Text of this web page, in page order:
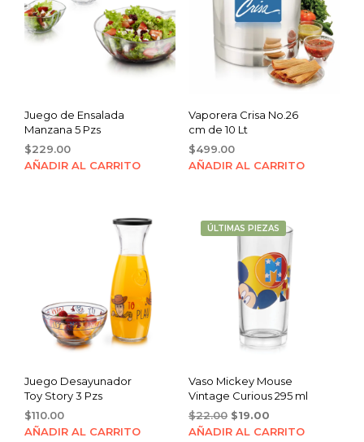
Juego de Ensalada
Manzana 5 Pzs
$229.00
AÑADIR AL CARRITO
Vaporera Crisa No.26
cm de 10 Lt
$499.00
AÑADIR AL CARRITO
Juego Desayunador
Toy Story 3 Pzs
$110.00
AÑADIR AL CARRITO
ÚLTIMAS PIEZAS
Vaso Mickey Mouse
Vintage Curious 295 ml
$22.00 Original
price
$19.00Current
price
AÑADIR AL CARRITO